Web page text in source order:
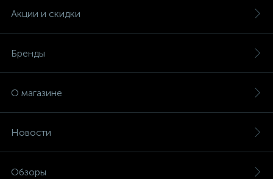
Акции и скидки
Бренды
О магазине
Новости
Обзоры